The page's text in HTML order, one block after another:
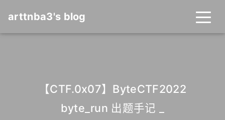
arttnba3's blog
【CTF.0x07】ByteCTF2022
byte_run 出题手记